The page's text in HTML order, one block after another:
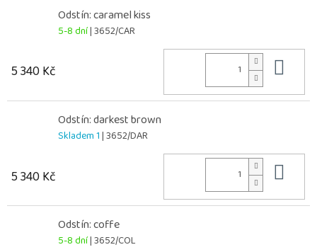
Odstín: caramel kiss
5-8 dní| 3652/CAR
5 340 Kč
Odstín: darkest brown
Skladem 1| 3652/DAR
5 340 Kč
Odstín: coffe
5-8 dní| 3652/COL